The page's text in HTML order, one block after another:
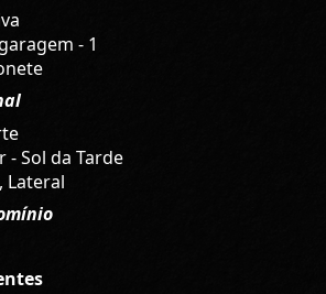
- 1
- Sol da Tarde
Lateral